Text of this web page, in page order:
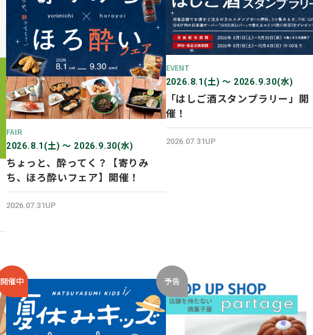
FAIR
2026.8.1(土) 〜 2026.9.30(水)
ちょっと、酔ってく？【寄りみ
ち、ほろ酔いフェア】開催！
2026.07.31UP
EVENT
2026.8.1(土) 〜 2026.9.30(水)
「はしご酒スタンプラリー」開
催！
2026.07.31UP
開催中 予告